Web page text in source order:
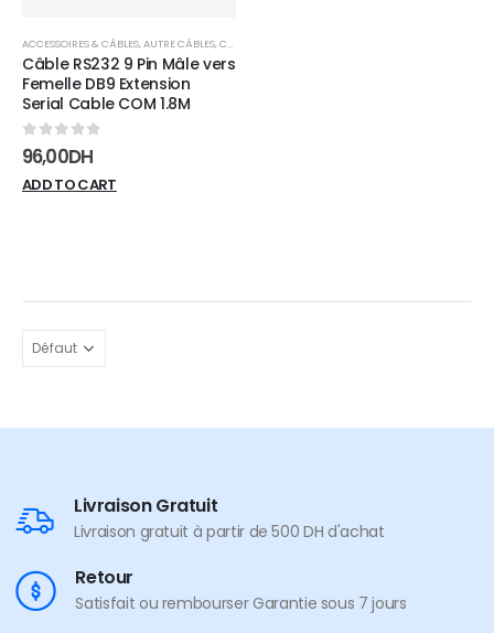
ACCESSOIRES & CÂBLES, AUTRE CÂBLES,CÂBLES
Câble RS232 9 Pin Mâle vers
Femelle DB9 Extension
Serial Cable COM 1.8M
0sur 5
96,00DH
ADD TO CART
Livraison Gratuit
Livraison gratuit à partir de 500 DH d'achat
Retour
Satisfait ou rembourser Garantie sous 7 jours